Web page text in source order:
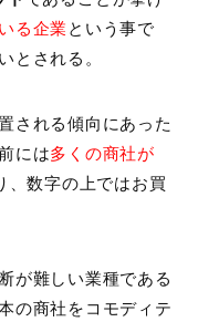
る企業 という事で
とされる。
される傾向にあった
には多くの商社が
、数字の上ではお買
が難しい業種である
の商社をコモディテ